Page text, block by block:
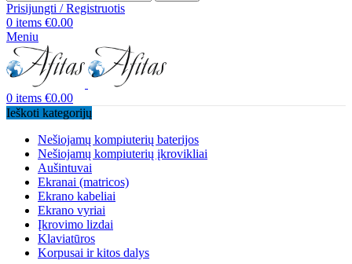
Prisijungti / Registruotis
0 items €0.00
Meniu
0 items €0.00
Ieškoti kategorijų
Nešiojamų kompiuterių baterijos
Nešiojamų kompiuterių įkrovikliai
Aušintuvai
Ekranai (matricos)
Ekrano kabeliai
Ekrano vyriai
Įkrovimo lizdai
Klaviatūros
Korpusai ir kitos dalys